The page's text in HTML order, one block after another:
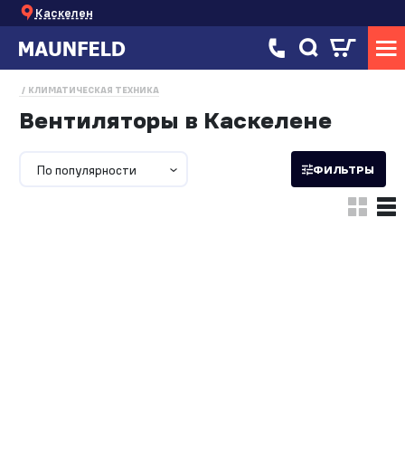
Каскелен
КЛИМАТИЧЕСКАЯ ТЕХНИКА
Вентиляторы в Каскелене
По популярности ФИЛЬТРЫ